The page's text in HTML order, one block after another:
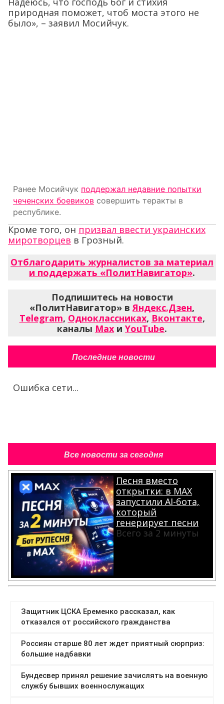
природная поможет, чтоб моста этого не
было», – заявил Мосийчук.
Ранее Мосийчук поддержал недавние попытки
чеченских боевиков совершить теракты в
республике.
Кроме того, он призвал ввести украинских
миротворцев в Грозный.
Отблагодарить журналистов за материал
и поддержать «ПолитНавигатор».
Подпишитесь на новости
«ПолитНавигатор» в Яндекс.Дзен,
Telegram, Одноклассниках, Вконтакте,
каналы Max и YouTube.
Последние новости
Ошибка сети...
Все новости за сегодня
Песня вместо
открытки: в MAX
запустили AI-бота,
который
генерирует песни
Всего за 2 минуты